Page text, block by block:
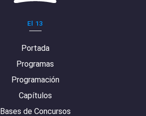
El 13
Portada
Programas
Programación
Capítulos
Bases de Concursos